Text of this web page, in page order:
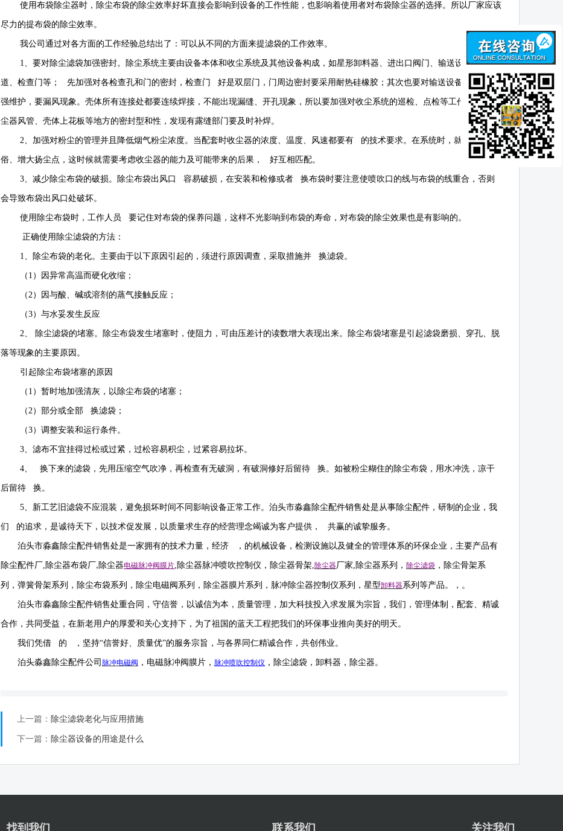
使用布袋除尘器时，除尘布袋的除尘效率好坏直接会影响到设备的工作性能，也影响着使用者对布袋除尘器的选择。所以厂家应该
尽力的提布袋的除尘效率。
我公司通过对各方面的工作经验总结出了：可以从不同的方面来提滤袋的工作效率。
1、要对除尘滤袋加强密封。除尘系统主要由设备本体和收尘系统及其他设备构成，如星形卸料器、进出口阀门、输送设备及管
道、检查门等； 先加强对各检查孔和门的密封，检查门 好是双层门，门周边密封要采用耐热硅橡胶；其次也要对输送设备的密封加
强维护，要漏风现象。壳体所有连接处都要连续焊接，不能出现漏缝、开孔现象，所以要加强对收尘系统的巡检、点检等工作，检查收
尘器风管、壳体上花板等地方的密封型和性，发现有露缝部门要及时补焊。
2、加强对粉尘的管理并且降低烟气粉尘浓度。当配套时收尘器的浓度、温度、风速都要有 的技术要求。在系统时，就得增大风
俗、增大扬尘点，这时候就需要考虑收尘器的能力及可能带来的后果， 好互相匹配。
3、减少除尘布袋的破损。除尘布袋出风口 容易破损，在安装和检修或者 换布袋时要注意使喷吹口的线与布袋的线重合，否则
会导致布袋出风口处破坏。
使用除尘布袋时，工作人员 要记住对布袋的保养问题，这样不光影响到布袋的寿命，对布袋的除尘效果也是有影响的。
正确使用除尘滤袋的方法：
1、除尘布袋的老化。主要由于以下原因引起的，须进行原因调查，采取措施并 换滤袋。
（ 1 ）因异常高温而硬化收缩；
（2）因与酸、碱或溶剂的蒸气接触反应；
（3）与水妥发生反应
2、 除尘滤袋的堵塞。除尘布袋发生堵塞时，使阻力，可由压差计的读数增大表现出来。除尘布袋堵塞是引起滤袋磨损、穿孔、脱
落等现象的主要原因。
引起除尘布袋堵塞的原因
（ 1 ）暂时地加强清灰，以除尘布袋的堵塞；
（2）部分或全部 换滤袋；
（3）调整安装和运行条件。
3、滤布不宜挂得过松或过紧，过松容易积尘，过紧容易拉坏。
4、 换下来的滤袋，先用压缩空气吹净，再检查有无破洞，有破洞修好后留待 换。如被粉尘糊住的除尘布袋，用水冲洗，凉干
后留待 换。
5、新工艺旧滤袋不应混装，避免损坏时间不同影响设备正常工作。泊头市淼鑫除尘配件销售处是从事除尘配件，研制的企业，我
们 的追求，是诚待天下，以技术促发展，以质量求生存的经营理念竭诚为客户提供， 共赢的诚挚服务。
泊头市淼鑫除尘配件销售处是一家拥有的技术力量，经济 ，的机械设备，检测设施以及健全的管理体系的环保企业，主要产品有
除尘配件厂, 除尘器布袋厂, 除尘器电磁脉冲阀 膜片, 除尘器脉冲喷吹控制仪 ， 除尘器骨架,除尘器厂家, 除尘器系列， 除尘滤袋 ，除尘骨架系
列，弹簧骨架系列，除尘布袋系列，除尘电磁阀系列，除尘器膜片系列，脉冲除尘器控制仪系列，星型卸料器系列等产品。，。
泊头市淼鑫除尘配件销售处重合同，守信誉，以诚信为本，质量管理，加大科技投入求发展为宗旨，我们，管理体制，配套、精诚
合作，共同受益，在新老用户的厚爱和关心支持下，为了祖国的蓝天工程把我们的环保事业推向美好的明天。
我们凭借 的 ，坚持“信誉好、质量优”的服务宗旨，与各界同仁精诚合作，共创伟业。
泊头淼鑫除尘配件公司 脉冲电磁阀 ，电磁脉冲阀膜片， 脉冲喷吹控制仪 ，除尘滤袋，卸料器，除尘器。
上一篇： 除尘滤袋老化与应用措施
下一篇： 除尘器设备的用途是什么
找到我们 联系我们 关注我们